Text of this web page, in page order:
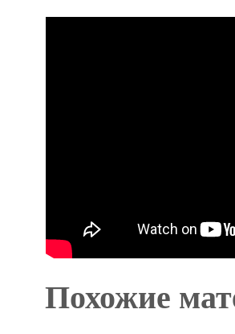
Похожие